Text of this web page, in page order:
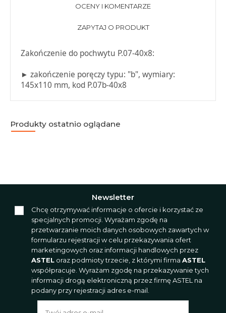
OCENY I KOMENTARZE
ZAPYTAJ O PRODUKT
Zakończenie do pochwytu P.07-40x8:
► zakończenie poręczy typu: "b", wymiary:
145x110 mm, kod P.07b-40x8
Produkty ostatnio oglądane
Newsletter
Chcę otrzymywać informacje o ofercie i korzystać ze
specjalnych promocji. Wyrażam zgodę na
przetwarzanie moich danych osobowych zawartych w
formularzu rejestracji w celu przekazywania ofert
marketingowych oraz informacji handlowych przez
ASTEL oraz podmioty trzecie, z którymi firma ASTEL
współpracuje. Wyrażam zgodę na przekazywanie tych
informacji drogą elektroniczną przez firmę ASTEL na
podany przy rejestracji adres e-mail.